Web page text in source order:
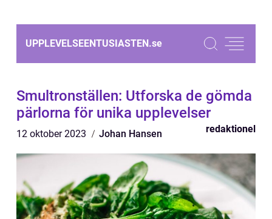
UPPLEVELSEENTUSIASTEN.se
Smultronställen: Utforska de gömda
pärlorna för unika upplevelser
12 oktober 2023 Johan Hansen redaktionel